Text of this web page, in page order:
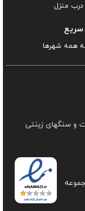
منزل
سریع
همه شهرها
و سنگهای زینتی